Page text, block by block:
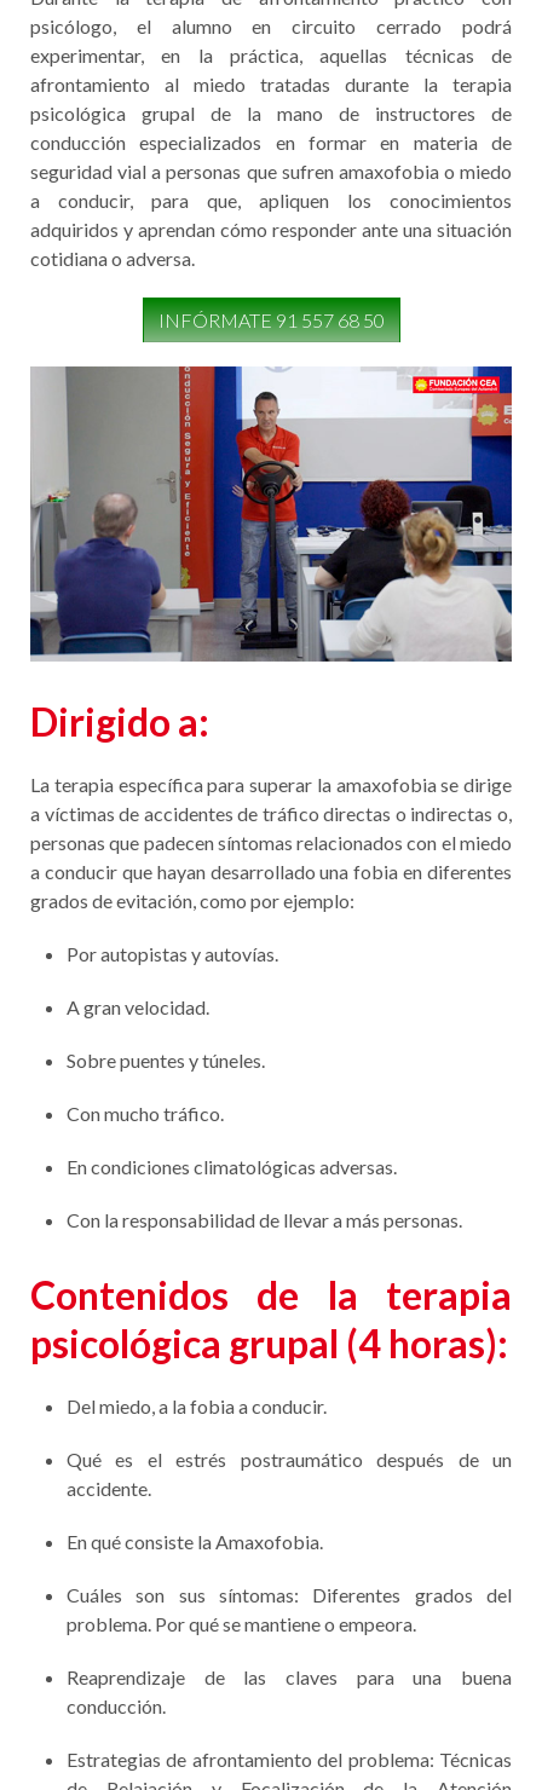
Terapia de afrontamiento
práctico con psicólogo
Durante la terapia de afrontamiento práctico con
experimentar, en la práctica, aquellas técnicas de
afrontamiento al miedo tratadas durante la terapia
psicológica grupal de la mano de instructores de
conducción especializados en formar en materia de
seguridad vial a personas que sufren amaxofobia o miedo
a conducir, para que, apliquen los conocimientos
adquiridos y aprendan cómo responder ante una situación
cotidiana o adversa.
INFÓRMATE 91 557 68 50
a víctimas de accidentes de tráfico directas o indirectas o,
personas que padecen síntomas relacionados con el miedo
grados de evitación, como por ejemplo:
Por autopistas y autovías.
Con la responsabilidad de llevar a más personas.
Contenidos de la terapia
psicológica grupal (4 horas):
Del miedo, a la fobia a conducir.
Qué es el estrés postraumático después de un
accidente.